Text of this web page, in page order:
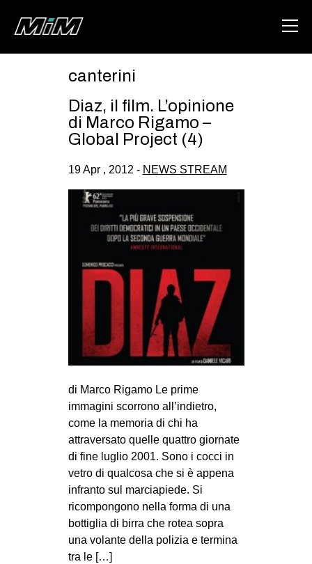
ABOUT
AREA
DEGENERAZIONE
CSOA LAMBRETTA
MSM
STUDENTI TSUNAMI
ZAM
MILANO
MOBILITAZIONI
SPAZI
SPORT POPOLARE
MOVIMENTI
AMBIENTE
ANTIFASCISMO
DIRITTO ALL’ABITARE
MIGRAZIONI
canterini
Diaz, il film. L’opinione
di Marco Rigamo –
Global Project (4)
19 Apr , 2012 - NEWS STREAM
di Marco Rigamo Le prime
immagini scorrono all’indietro,
come la memoria di chi ha
attraversato quelle quattro giornate
di fine luglio 2001. Sono i cocci in
vetro di qualcosa che si è appena
infranto sul marciapiede. Si
ricompongono nella forma di una
bottiglia di birra che rotea sopra
una volante della polizia e termina
tra le […]